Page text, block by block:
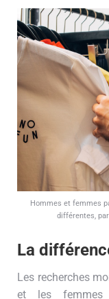
Hommes et femmes
différentes,
La
Les recherches
et les femmes